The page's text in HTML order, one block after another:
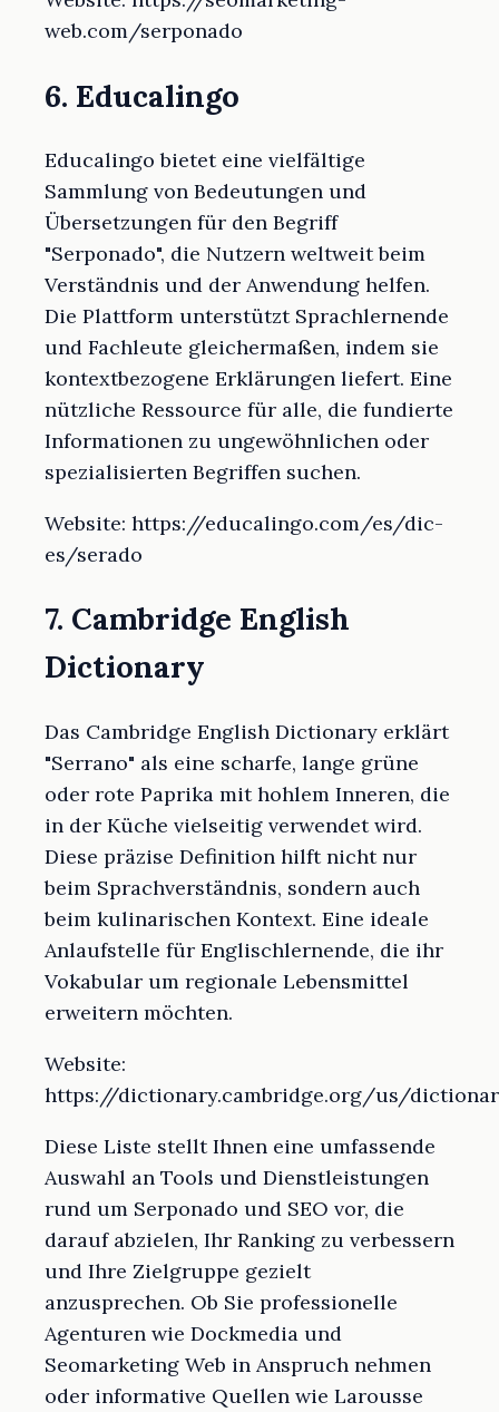
web.com/serponado
6. Educalingo
Educalingo bietet eine vielfältige
Sammlung von Bedeutungen und
Übersetzungen für den Begriff
"Serponado", die Nutzern weltweit beim
Verständnis und der Anwendung helfen.
Die Plattform unterstützt Sprachlernende
und Fachleute gleichermaßen, indem sie
kontextbezogene Erklärungen liefert. Eine
nützliche Ressource für alle, die fundierte
Informationen zu ungewöhnlichen oder
spezialisierten Begriffen suchen.
Website: https://educalingo.com/es/dic-
es/serado
7. Cambridge English
Dictionary
Das Cambridge English Dictionary erklärt
"Serrano" als eine scharfe, lange grüne
oder rote Paprika mit hohlem Inneren, die
in der Küche vielseitig verwendet wird.
Diese präzise Definition hilft nicht nur
beim Sprachverständnis, sondern auch
beim kulinarischen Kontext. Eine ideale
Anlaufstelle für Englischlernende, die ihr
Vokabular um regionale Lebensmittel
erweitern möchten.
Website:
https://dictionary.cambridge.org/us/
Diese Liste stellt Ihnen eine umfassende
Auswahl an Tools und Dienstleistungen
rund um Serponado und SEO vor, die
darauf abzielen, Ihr Ranking zu verbessern
und Ihre Zielgruppe gezielt
anzusprechen. Ob Sie professionelle
Agenturen wie Dockmedia und
Seomarketing Web in Anspruch nehmen
oder informative Quellen wie Larousse